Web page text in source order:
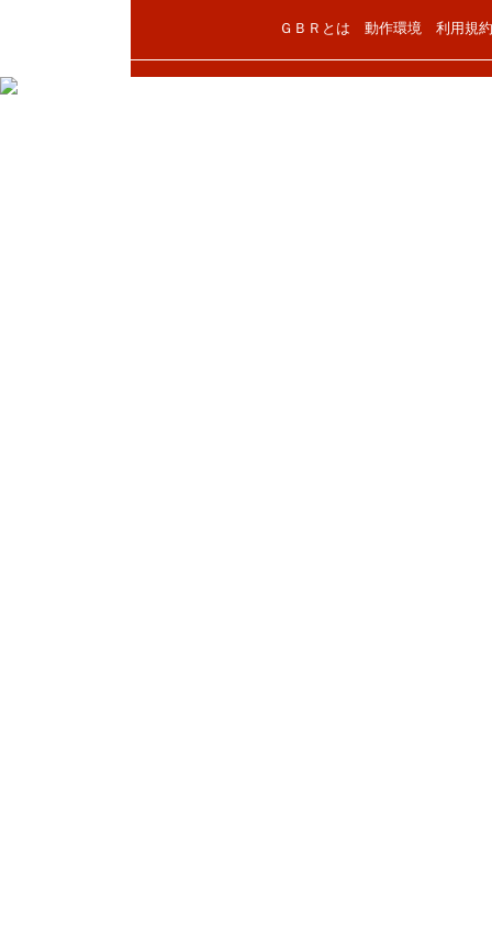
ＧＢＲとは 動作環境 利用規約